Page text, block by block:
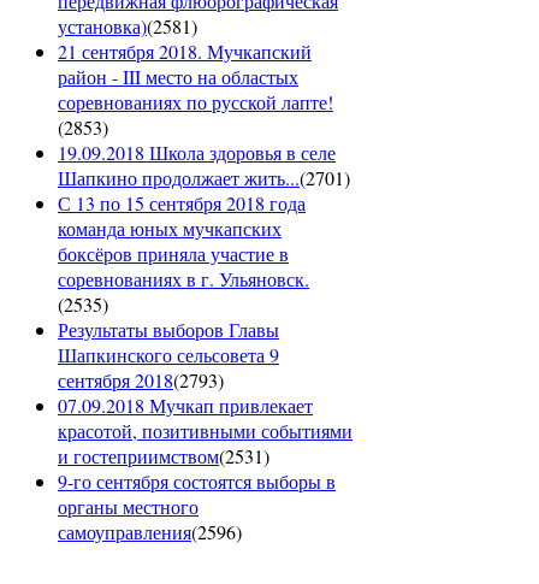
установка)(2581)
21 сентября 2018. Мучкапский
район - III место на областых
соревнованиях по русской лапте!
(2853)
19.09.2018 Школа здоровья в селе
Шапкино продолжает жить...(2701)
С 13 по 15 сентября 2018 года
команда юных мучкапских
боксёров приняла участие в
соревнованиях в г. Ульяновск.
(2535)
Результаты выборов Главы
Шапкинского сельсовета 9
сентября 2018(2793)
07.09.2018 Мучкап привлекает
красотой, позитивными событиями
и гостеприимством(2531)
9-го сентября состоятся выборы в
органы местного
самоуправления(2596)